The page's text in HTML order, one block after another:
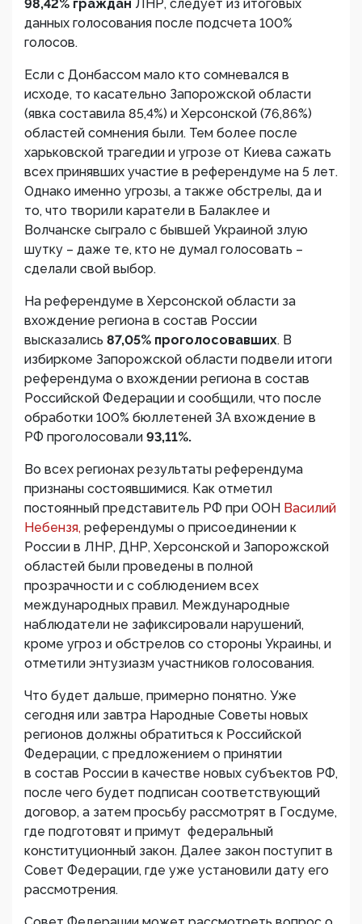
98,42% граждан ЛНР, следует из итоговых
данных голосования после подсчета 100%
голосов.
Если с Донбассом мало кто сомневался в
исходе, то касательно Запорожской области
(явка составила 85,4%) и Херсонской (76,86%)
областей сомнения были. Тем более после
харьковской трагедии и угрозе от Киева сажать
всех принявших участие в референдуме на 5 лет.
Однако именно угрозы, а также обстрелы, да и
то, что творили каратели в Балаклее и
Волчанске сыграло с бывшей Украиной злую
шутку – даже те, кто не думал голосовать –
сделали свой выбор.
На референдуме в Херсонской области за
вхождение региона в состав России
высказались 87,05% проголосовавших. В
избиркоме Запорожской области подвели итоги
референдума о вхождении региона в состав
Российской Федерации и сообщили, что после
обработки 100% бюллетеней ЗА вхождение в
РФ проголосовали 93,11%.
Во всех регионах результаты референдума
признаны состоявшимися. Как отметил
постоянный представитель РФ при ООН Василий
Небензя, референдумы о присоединении к
России в ЛНР, ДНР, Херсонской и Запорожской
областей были проведены в полной
прозрачности и с соблюдением всех
международных правил. Международные
наблюдатели не зафиксировали нарушений,
кроме угроз и обстрелов со стороны Украины, и
отметили энтузиазм участников голосования.
Что будет дальше, примерно понятно. Уже
сегодня или завтра Народные Советы новых
регионов должны обратиться к Российской
Федерации, с предложением о принятии
в состав России в качестве новых субъектов РФ,
после чего будет подписан соответствующий
договор, а затем просьбу рассмотрят в Госдуме,
где подготовят и примут федеральный
конституционный закон. Далее закон поступит в
Совет Федерации, где уже установили дату его
рассмотрения.